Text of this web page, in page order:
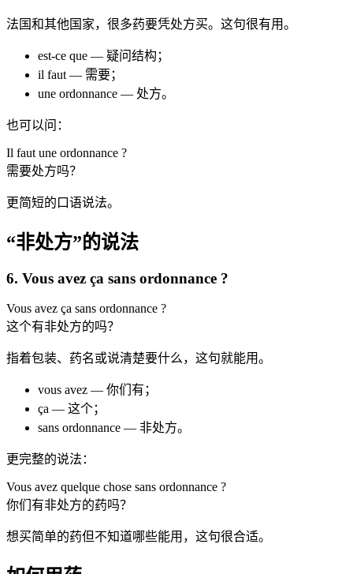
法国和其他国家，很多药要凭处方买。这句很有用。
est-ce que — 疑问结构；
il faut — 需要；
une ordonnance — 处方。
也可以问：
Il faut une ordonnance ?
需要处方吗？
更简短的口语说法。
“非处方”的说法
6. Vous avez ça sans ordonnance ?
Vous avez ça sans ordonnance ?
这个有非处方的吗？
指着包装、药名或说清楚要什么，这句就能用。
vous avez — 你们有；
ça — 这个；
sans ordonnance — 非处方。
更完整的说法：
Vous avez quelque chose sans ordonnance ?
你们有非处方的药吗？
想买简单的药但不知道哪些能用，这句很合适。